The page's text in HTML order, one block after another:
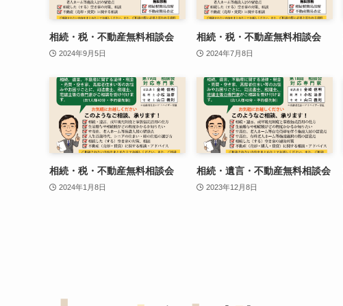
相続・税・不動産無料相談会
2024年9月5日
相続・税・不動産無料相談会
2024年7月8日
相続・税・不動産無料相談会
2024年1月8日
相続・遺言・不動産無料相談会
2023年12月8日